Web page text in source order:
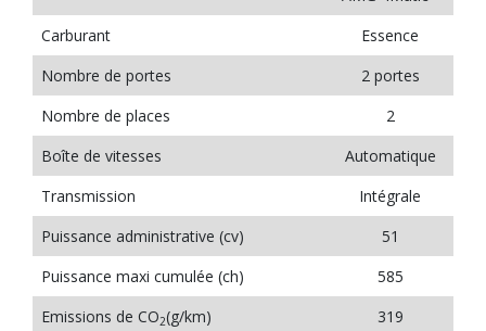
Carburant
Essence
Nombre de portes
2 portes
Nombre de places
2
Boîte de vitesses
Automatique
Transmission
Intégrale
Puissance administrative (cv)
51
Puissance maxi cumulée (ch)
585
Emissions de CO2(g/km)
319